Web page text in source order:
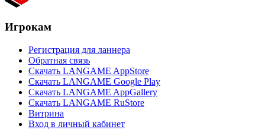
Игрокам
Регистрация для ланнера
Обратная связь
Скачать LANGAME AppStore
Скачать LANGAME Google Play
Скачать LANGAME AppGallery
Скачать LANGAME RuStore
Витрина
Вход в личный кабинет